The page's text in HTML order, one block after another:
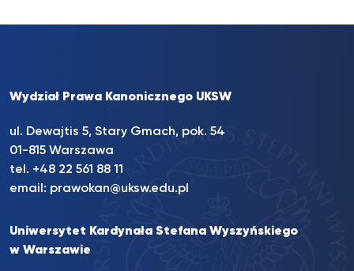
Wydział Prawa Kanonicznego UKSW
ul. Dewajtis 5, Stary Gmach, pok. 54
01-815 Warszawa
tel. +48 22 561 88 11
email: prawokan@uksw.edu.pl
Uniwersytet Kardynała Stefana Wyszyńskiego
w Warszawie